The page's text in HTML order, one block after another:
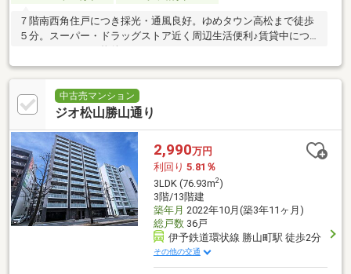
７階南西角住戸につき採光・通風良好。ゆめタウン高松まで徒歩
５分。スーパー・ドラッグストア近く周辺生活便利♪賃貸中につき
中古売マンション
ジオ松山勝山通り
2,990万円
利回り 5.81％
3LDK (76.93m2)
3階/13階建
築年月 2022年10月(築3年11ヶ月)
総戸数36戸
伊予鉄道環状線 勝山町駅 徒歩2分
その他の交通